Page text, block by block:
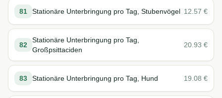
81 Stationäre Unterbringung pro Tag, Stubenvögel 12.57 €
82
Stationäre Unterbringung pro Tag,
Großpsittaciden
20.93 €
83 Stationäre Unterbringung pro Tag, Hund 19.08 €